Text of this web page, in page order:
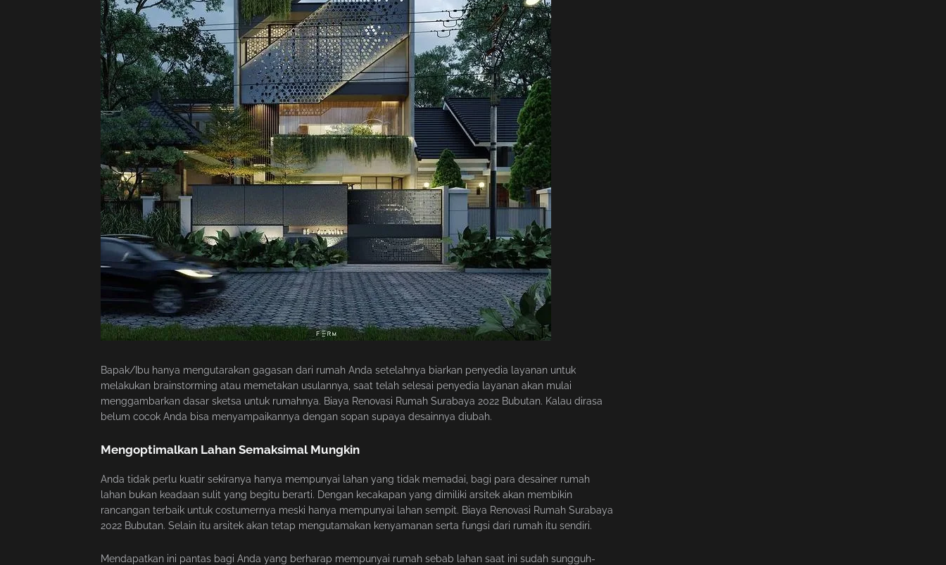
Bapak/Ibu hanya mengutarakan gagasan dari rumah Anda setelahnya biarkan penyedia layanan untuk
melakukan brainstorming atau memetakan usulannya, saat telah selesai penyedia layanan akan mulai
menggambarkan dasar sketsa untuk rumahnya. Biaya Renovasi Rumah Surabaya 2022 Bubutan. Kalau dirasa
belum cocok Anda bisa menyampaikannya dengan sopan supaya desainnya diubah.
Mengoptimalkan Lahan Semaksimal Mungkin
Anda tidak perlu kuatir sekiranya hanya mempunyai lahan yang tidak memadai, bagi para desainer rumah
lahan bukan keadaan sulit yang begitu berarti. Dengan kecakapan yang dimiliki arsitek akan membikin
rancangan terbaik untuk costumernya meski hanya mempunyai lahan sempit. Biaya Renovasi Rumah Surabaya
2022 Bubutan. Selain itu arsitek akan tetap mengutamakan kenyamanan serta fungsi dari rumah itu sendiri.
Mendapatkan ini pantas bagi Anda yang berharap mempunyai rumah sebab lahan saat ini sudah sungguh-